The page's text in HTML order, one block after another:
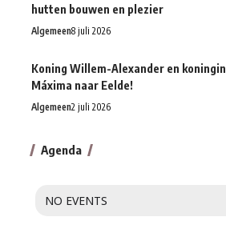
hutten bouwen en plezier
Algemeen8 juli 2026
Koning Willem-Alexander en koningin
Máxima naar Eelde!
Algemeen2 juli 2026
Agenda
NO EVENTS